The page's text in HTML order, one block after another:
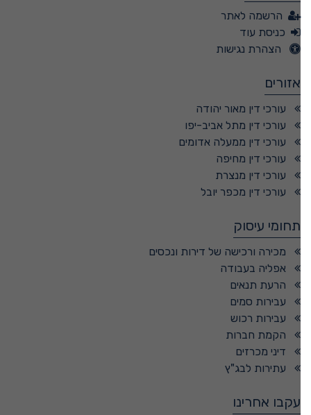
הרשמה לאתר
כניסת עוד
הצהרת נגישות
אזורים
עורכי דין מאור יהודה
עורכי דין מתל אביב-יפו
עורכי דין ממעלה אדומים
עורכי דין מחיפה
עורכי דין מנצרת
עורכי דין מכפר יובל
תחומי עיסוק
מכירה ורכישה של דירות ונכסים
אפליה בעבודה
הרעת תנאים
עבירות סמים
עבירות רכוש
הקמת חברות
דיני מכרזים
עתירות לבג"ץ
עקבו אחרינו